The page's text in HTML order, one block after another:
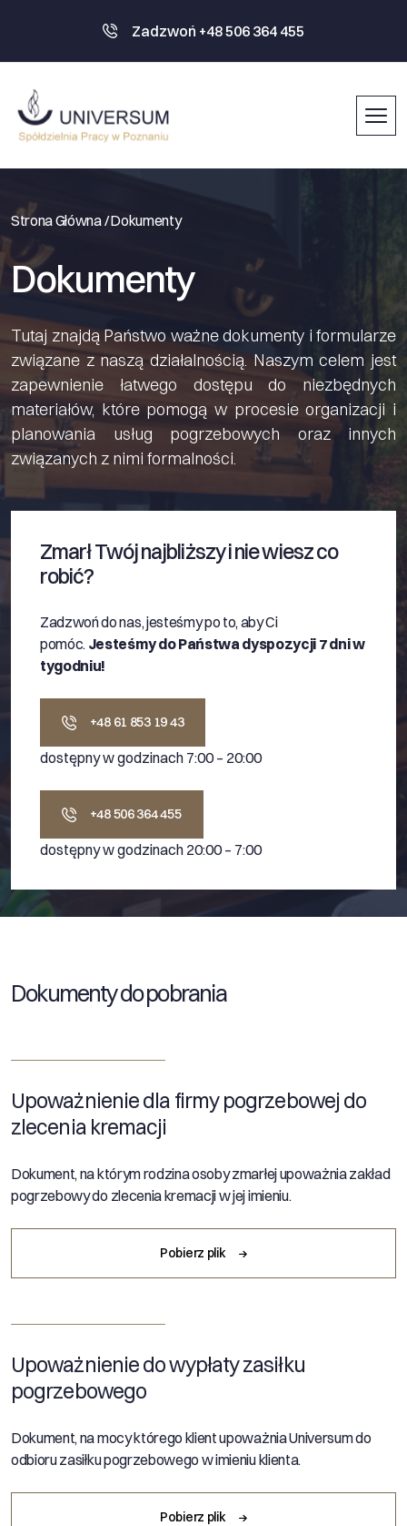
Zadzwoń +48 506 364 455
Strona Główna /Dokumenty
Dokumenty
Tutaj znajdą Państwo ważne dokumenty i formularze
związane z naszą działalnością. Naszym celem jest
zapewnienie łatwego dostępu do niezbędnych
materiałów, które pomogą w procesie organizacji i
planowania usług pogrzebowych oraz innych
związanych z nimi formalności.
Zmarł Twój najbliższy i nie wiesz co
robić?
Zadzwoń do nas, jesteśmy po to, aby Ci
pomóc. Jesteśmy do Państwa dyspozycji 7 dni w
tygodniu!
+48 61 853 19 43
dostępny w godzinach 7:00 – 20:00
+48 506 364 455
dostępny w godzinach 20:00 – 7:00
Dokumenty do pobrania
Upoważnienie dla firmy pogrzebowej do
zlecenia kremacji
Dokument, na którym rodzina osoby zmarłej upoważnia zakład
pogrzebowy do zlecenia kremacji w jej imieniu.
Pobierz plik
Upoważnienie do wypłaty zasiłku
pogrzebowego
Dokument, na mocy którego klient upoważnia Universum do
odbioru zasiłku pogrzebowego w imieniu klienta.
Pobierz plik